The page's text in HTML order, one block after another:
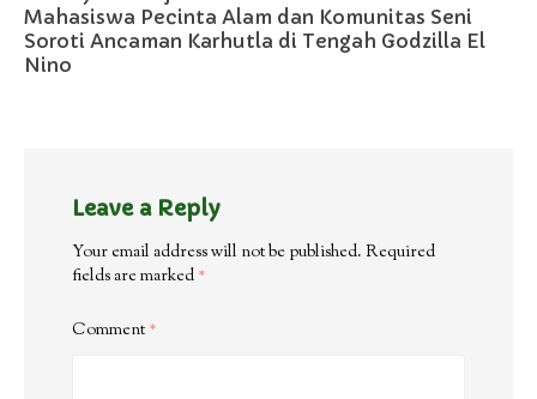
Mahasiswa Pecinta Alam dan Komunitas Seni
Soroti Ancaman Karhutla di Tengah Godzilla El
Nino
Leave a Reply
Your email address will not be published. Required
fields are marked *
Comment*